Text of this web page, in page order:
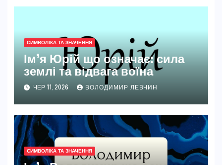
СИМВОЛІКА ТА ЗНАЧЕННЯ
Ім’я Юрій що означає: сила
землі та відвага воїна
ЧЕР 11, 2026 ВОЛОДИМИР ЛЕВЧИН
СИМВОЛІКА ТА ЗНАЧЕННЯ